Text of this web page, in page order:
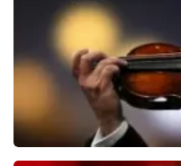
BESTEL NU